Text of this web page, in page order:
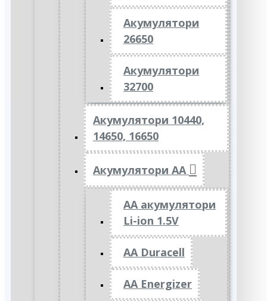
Акумулятори
26650
Акумулятори
32700
Акумулятори 10440,
14650, 16650
Акумулятори АА
AA акумулятори
Li-ion 1.5V
AA Duracell
AA Energizer